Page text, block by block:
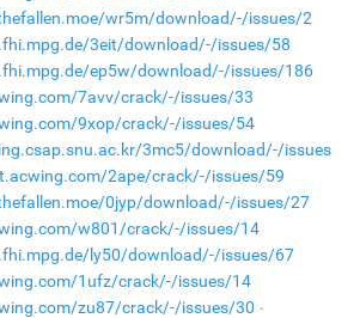
wr5m/download/-/issues/2
3eit/download/-/issues/58
ep5w/download/-/issues/186
7avv/crack/-/issues/33
9xop/crack/-/issues/54
3mc5/download/-/issues
2ape/crack/-/issues/59
0jyp/download/-/issues/27
w801/crack/-/issues/14
ly50/download/-/issues/67
1ufz/crack/-/issues/14
zu87/crack/-/issues/30